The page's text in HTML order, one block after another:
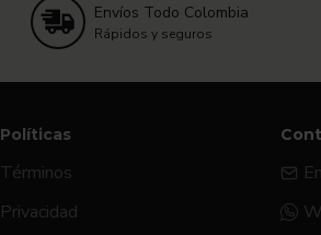
Envíos Todo Colombia
Rápidos y seguros
Políticas
Términos
Privacidad